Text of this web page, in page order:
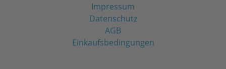
Impressum
Datenschutz
AGB
Einkaufsbedingungen